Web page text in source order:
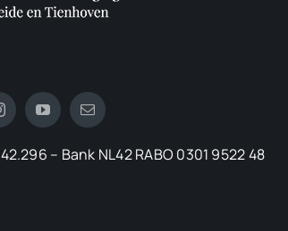
– Bank NL42 RABO 0301 9522 48